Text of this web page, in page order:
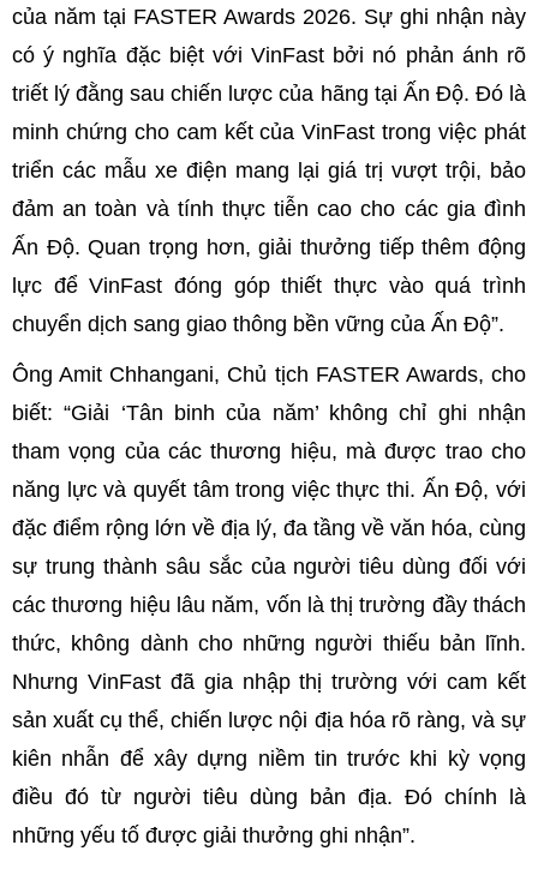
của năm tại FASTER Awards 2026. Sự ghi nhận này
có ý nghĩa đặc biệt với VinFast bởi nó phản ánh rõ
triết lý đằng sau chiến lược của hãng tại Ấn Độ. Đó là
minh chứng cho cam kết của VinFast trong việc phát
triển các mẫu xe điện mang lại giá trị vượt trội, bảo
đảm an toàn và tính thực tiễn cao cho các gia đình
Ấn Độ. Quan trọng hơn, giải thưởng tiếp thêm động
lực để VinFast đóng góp thiết thực vào quá trình
chuyển dịch sang giao thông bền vững của Ấn Độ”.
Ông Amit Chhangani, Chủ tịch FASTER Awards, cho
biết: “Giải ‘Tân binh của năm’ không chỉ ghi nhận
tham vọng của các thương hiệu, mà được trao cho
năng lực và quyết tâm trong việc thực thi. Ấn Độ, với
đặc điểm rộng lớn về địa lý, đa tầng về văn hóa, cùng
sự trung thành sâu sắc của người tiêu dùng đối với
các thương hiệu lâu năm, vốn là thị trường đầy thách
thức, không dành cho những người thiếu bản lĩnh.
Nhưng VinFast đã gia nhập thị trường với cam kết
sản xuất cụ thể, chiến lược nội địa hóa rõ ràng, và sự
kiên nhẫn để xây dựng niềm tin trước khi kỳ vọng
điều đó từ người tiêu dùng bản địa. Đó chính là
những yếu tố được giải thưởng ghi nhận”.